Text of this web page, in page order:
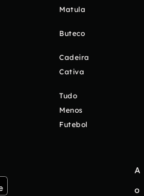
Matula
Buteco
Cadeira
Cativa
Tudo
Menos
Futebol
A
o